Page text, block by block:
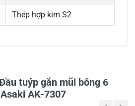
Thép hợp kim S2
tuýp gắn mũi bông 6
AK-7307